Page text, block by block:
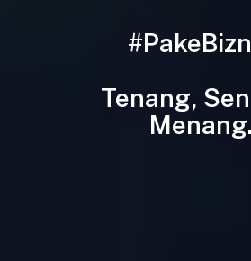
Tenang,
Menang.